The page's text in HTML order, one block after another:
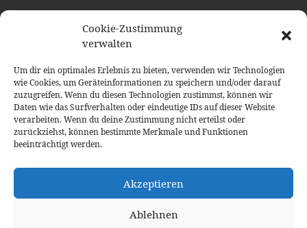
Cookie-Zustimmung
verwalten
Um dir ein optimales Erlebnis zu bieten, verwenden wir Technologien
wie Cookies, um Geräteinformationen zu speichern und/oder darauf
zuzugreifen. Wenn du diesen Technologien zustimmst, können wir
Daten wie das Surfverhalten oder eindeutige IDs auf dieser Website
verarbeiten. Wenn du deine Zustimmung nicht erteilst oder
zurückziehst, können bestimmte Merkmale und Funktionen
beeinträchtigt werden.
Akzeptieren
Ablehnen
Impressum / Datenschutz
Prenzlauer Berg)– Alle Rechte vorbehalten